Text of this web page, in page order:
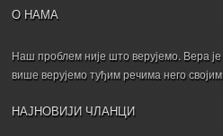
О НАМА
Наш проблем није што верујемо. Вера
више верујемо туђим речима него
НАЈНОВИЈИ ЧЛАНЦИ